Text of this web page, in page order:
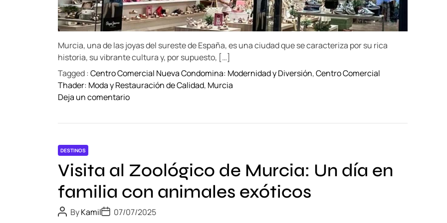
o
s
t
a
d
i
c
i
n
s
u
e
Murcia, una de las joyas del sureste de España, es una ciudad que se caracteriza por su rica
historia, su vibrante cultura y, por supuesto, […]
Tagged :Centro Comercial Nueva Condomina: Modernidad y Diversión,Centro Comercial
Thader: Moda y Restauración de Calidad, Murcia
Deja un comentarioo
C
r
s
n
DESTINOS
Visita al Zoológico de Murcia: Un día en
familia con animales exóticos
P
o
ByKamilP
o
07/07/2025